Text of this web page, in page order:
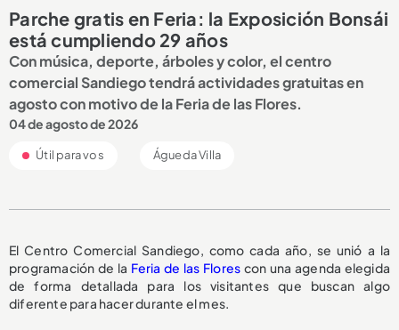
Parche gratis en Feria: la Exposición Bonsái
está cumpliendo 29 años
Con música, deporte, árboles y color, el centro
comercial Sandiego tendrá actividades gratuitas en
agosto con motivo de la Feria de las Flores.
04 de agosto de 2026
Útil para vos Águeda Villa
El Centro Comercial Sandiego, como cada año, se unió a la
programación de la Feria de las Flores con una agenda elegida
de forma detallada para los visitantes que buscan algo
diferente para hacer durante el mes.